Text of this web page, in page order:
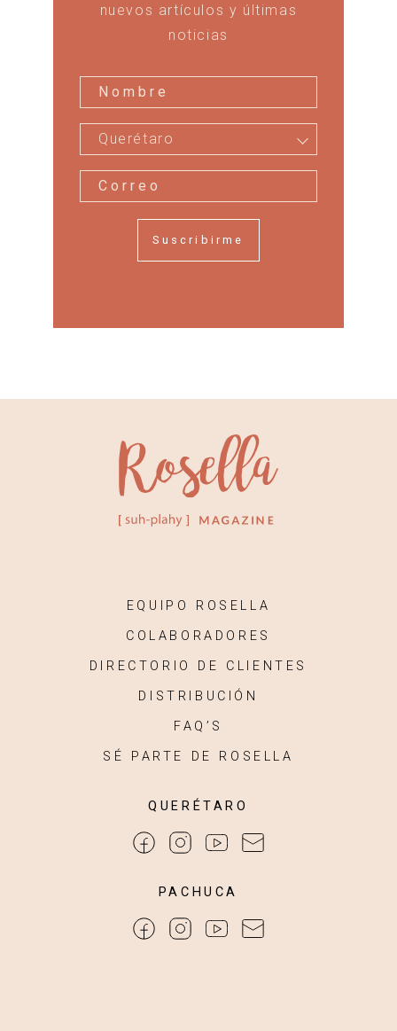
nuevos artículos y últimas
noticias
Querétaro
Suscribirme
EQUIPO ROSELLA
COLABORADORES
DIRECTORIO DE CLIENTES
DISTRIBUCIÓN
FAQ’S
SÉ PARTE DE ROSELLA
QUERÉTARO
PACHUCA